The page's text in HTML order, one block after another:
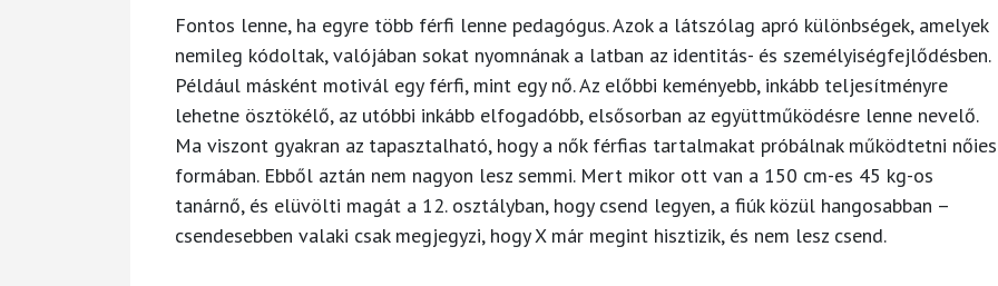
Fontos lenne, ha egyre több férfi lenne pedagógus. Azok a látszólag apró különbségek, amelyek
nemileg kódoltak, valójában sokat nyomnának a latban az identitás- és személyiségfejlődésben.
Például másként motivál egy férfi, mint egy nő. Az előbbi keményebb, inkább teljesítményre
lehetne ösztökélő, az utóbbi inkább elfogadóbb, elsősorban az együttműködésre lenne nevelő.
Ma viszont gyakran az tapasztalható, hogy a nők férfias tartalmakat próbálnak működtetni nőies
formában. Ebből aztán nem nagyon lesz semmi. Mert mikor ott van a 150 cm-es 45 kg-os
tanárnő, és elüvölti magát a 12. osztályban, hogy csend legyen, a fiúk közül hangosabban –
csendesebben valaki csak megjegyzi, hogy X már megint hisztizik, és nem lesz csend.